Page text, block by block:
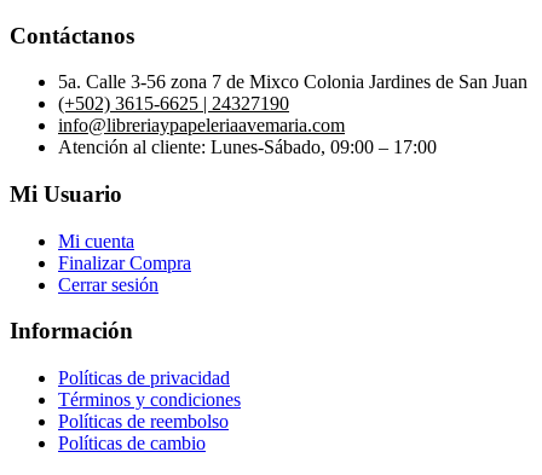
Contáctanos
5a. Calle 3-56 zona 7 de Mixco Colonia Jardines de San Juan
(+502) 3615-6625 | 24327190
info@libreriaypapeleriaavemaria.com
Atención al cliente: Lunes-Sábado, 09:00 – 17:00
Mi Usuario
Mi cuenta
Finalizar Compra
Cerrar sesión
Información
Políticas de privacidad
Términos y condiciones
Políticas de reembolso
Políticas de cambio